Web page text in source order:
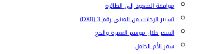
موافقة الصعود إلى الطائرة
تسيير الرحلات من المبنى رقم 3 (DXB)
السفر خلال موسم العمرة والحج
سفر الأم الحامل